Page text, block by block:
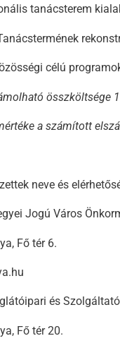
tanácsterem
célú
összköltsége
a számított
neve és
Jogú Város
Fő tér 6.
és
Fő tér 20.